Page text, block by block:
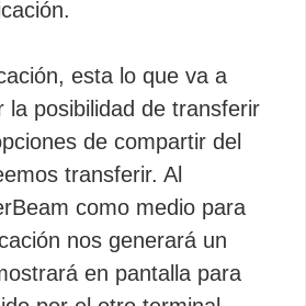
esta lo que va a
la posibilidad de transferir
de compartir del
transferir. Al
como medio para
nos generará un
en pantalla para